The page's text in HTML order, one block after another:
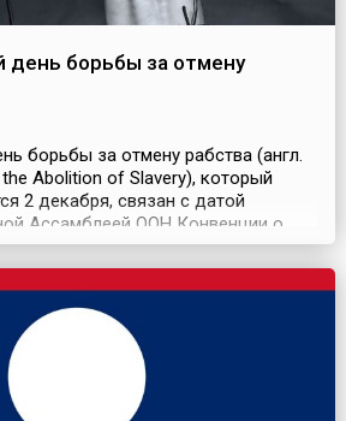
борьбы за отмену
борьбы за отмену рабства (англ.
Abolition of Slavery), который
2 декабря, связан с датой
Ассамблеей ООН Конвенции о
людьми и с эксплуатацией
лицами (резолюция 317 (IV) от 2
с рабством в мире ведется
Рабство и работорго...